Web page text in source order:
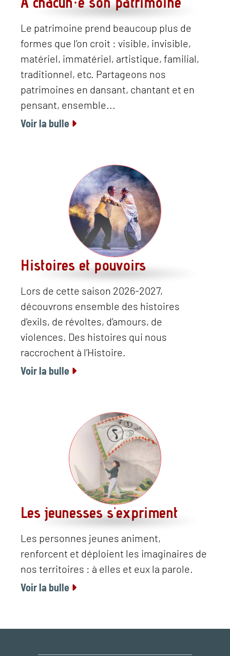
Le patrimoine prend beaucoup plus de
formes que l’on croit : visible, invisible,
matériel, immatériel, artistique, familial,
traditionnel, etc. Partageons nos
patrimoines en dansant, chantant et en
pensant, ensemble...
Voir la bulle
Histoires et pouvoirs
Lors de cette saison 2026-2027,
découvrons ensemble des histoires
d’exils, de révoltes, d’amours, de
violences. Des histoires qui nous
raccrochent à l’Histoire.
Voir la bulle
Les jeunesses s'expriment
Les personnes jeunes animent,
renforcent et déploient les imaginaires de
nos territoires : à elles et eux la parole.
Voir la bulle